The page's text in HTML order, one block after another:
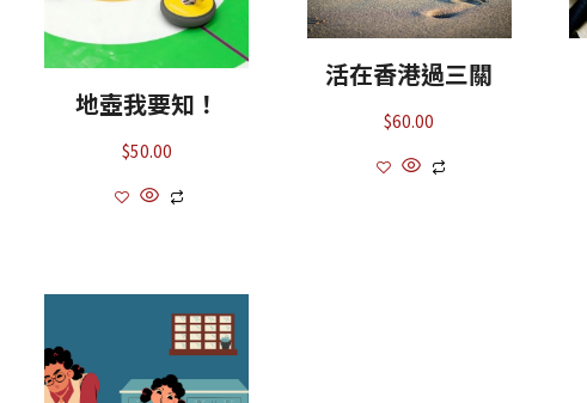
地壺我要知！
$50.00
活在香港過三關
$60.00